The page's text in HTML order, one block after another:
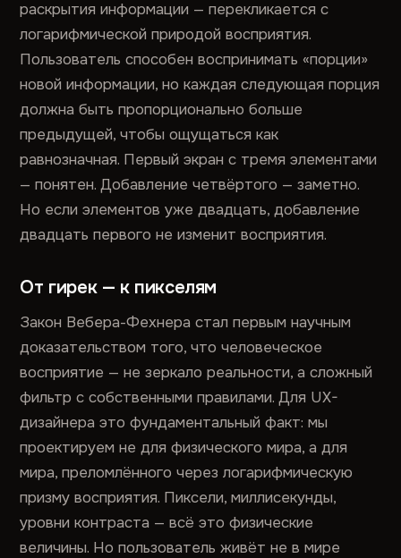
раскрытия информации — перекликается с
логарифмической природой восприятия.
Пользователь способен воспринимать «порции»
новой информации, но каждая следующая порция
должна быть пропорционально больше
предыдущей, чтобы ощущаться как
равнозначная. Первый экран с тремя элементами
— понятен. Добавление четвёртого — заметно.
Но если элементов уже двадцать, добавление
двадцать первого не изменит восприятия.
От гирек — к пикселям
Закон Вебера-Фехнера стал первым научным
доказательством того, что человеческое
восприятие — не зеркало реальности, а сложный
фильтр с собственными правилами. Для UX-
дизайнера это фундаментальный факт: мы
проектируем не для физического мира, а для
мира, преломлённого через логарифмическую
призму восприятия. Пиксели, миллисекунды,
уровни контраста — всё это физические
величины. Но пользователь живёт не в мире